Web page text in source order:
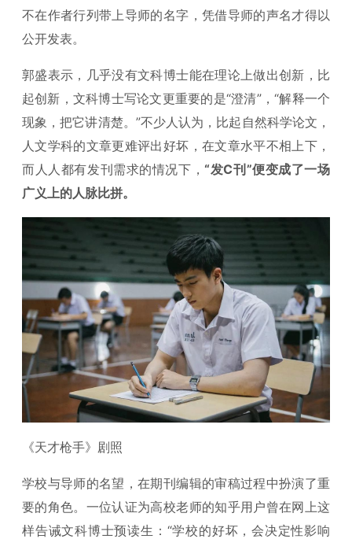
不在作者行列带上导师的名字，凭借导师的声名才得以
公开发表。
郭盛表示，几乎没有文科博士能在理论上做出创新，比
起创新，文科博士写论文更重要的是“澄清”，“解释一个
现象，把它讲清楚。”不少人认为，比起自然科学论文，
人文学科的文章更难评出好坏，在文章水平不相上下，
而人人都有发刊需求的情况下， “发C刊”便变成了一场
广义上的人脉比拼。
《天才枪手》剧照
学校与导师的名望，在期刊编辑的审稿过程中扮演了重
要的角色。一位认证为高校老师的知乎用户曾在网上这
样告诫文科博士预读生：“学校的好坏，会决定性影响